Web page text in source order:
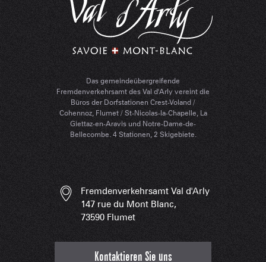
Das gemeindeübergreifende
Fremdenverkehrsamt des Val d'Arly vereint die
Büros der Dorfstationen Crest-Voland /
Cohennoz, Flumet / St-Nicolas-la-Chapelle, La
Giettaz-en-Aravis und Notre-Dame-de-
Bellecombe. 4 Stationen, 2 Skigebiete.
Fremdenverkehrsamt Val d'Arly
147 rue du Mont Blanc,
73590 Flumet
Kontaktieren Sie uns